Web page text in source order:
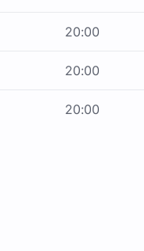
20:00
20:00
20:00